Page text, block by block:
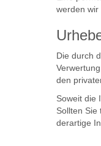
werden wir
Die durch
den
Soweit die
Sollten
derartige